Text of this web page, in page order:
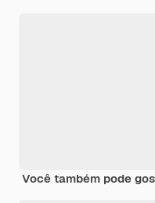
Você também pode